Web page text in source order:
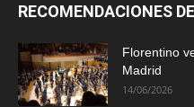
RECOMENDACIONES
Florentino
Madrid
14/06/2026